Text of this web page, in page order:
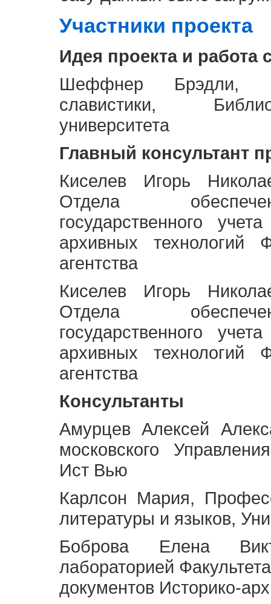
Участники проекта
Идея проекта и работа
Шеффнер Брэдли,
славистики,
университета
Главный консультант
Киселев Игорь
Отдела
государственного
архивных технологий
агентства
Киселев Игорь
Отдела
государственного
архивных технологий
агентства
Консультанты
Амурцев Алексей
московского
Ист Вью
Карлсон Мария,
литературы и языков,
Боброва Елена
лабораторией
документов Историко-